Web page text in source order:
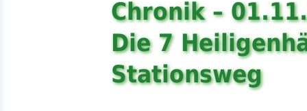
Chronik –
Die 7
Stationsweg